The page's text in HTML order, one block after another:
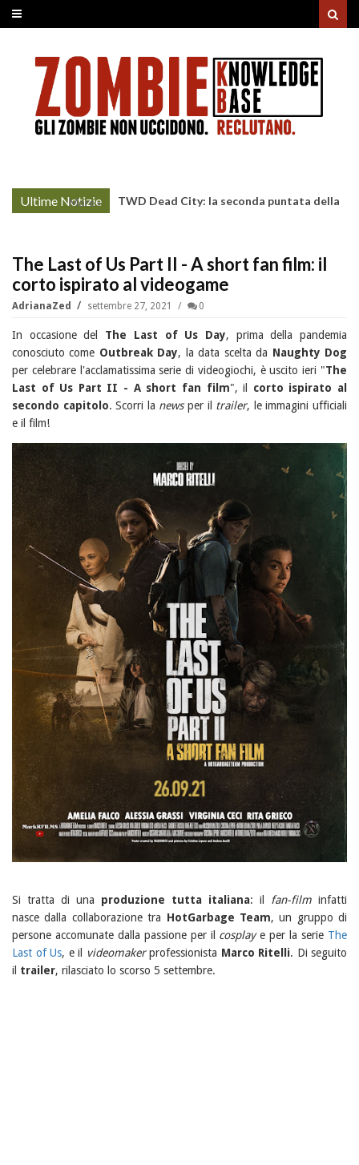
Ultime Notizie
More »
TWD Dead City: la seconda puntata della
The Last of Us Part II - A short fan film: il
corto ispirato al videogame
AdrianaZed settembre 27, 2021 0
In occasione del The Last of Us Day, prima della pandemia
conosciuto come Outbreak Day, la data scelta da Naughty Dog
per celebrare l'acclamatissima serie di videogiochi, è uscito ieri "The
Last of Us Part II - A short fan film", il corto ispirato al
secondo capitolo. Scorri la newsper il trailer, le immagini ufficiali
e il film!
Si tratta di una produzione tutta italiana: il fan-film infatti
nasce dalla collaborazione tra HotGarbage Team, un gruppo di
persone accomunate dalla passione per il cosplaye per la serie The
Last of Us, e il videomakerprofessionista Marco Ritelli. Di seguito
il trailer, rilasciato lo scorso 5 settembre.